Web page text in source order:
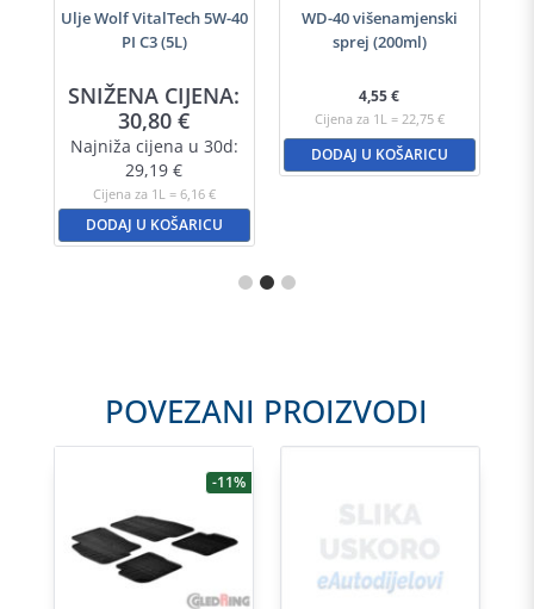
Ulje Wolf VitalTech 5W-40
PI C3 (5L)
SNIŽENA CIJENA:
30,80€
Najniža cijena u 30d:
29,19€
Cijena za 1L = 6,16 €
DODAJ U KOŠARICU
WD-40 višenamjenski
sprej (200ml)
4,55€
Cijena za 1L = 22,75 €
DODAJ U KOŠARICU
POVEZANI PROIZVODI
-11%